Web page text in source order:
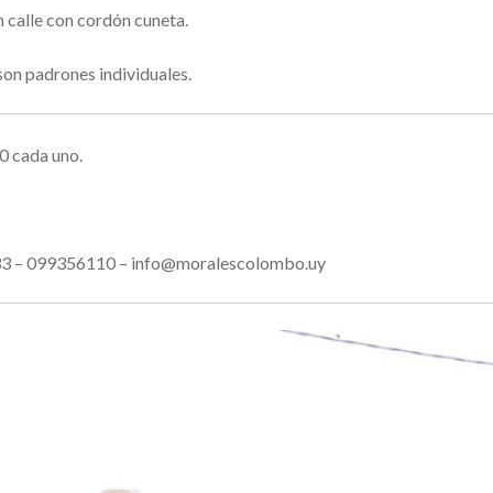
con cordón cuneta.
padrones individuales.
cada uno.
– 099356110 – info@moralescolombo.uy